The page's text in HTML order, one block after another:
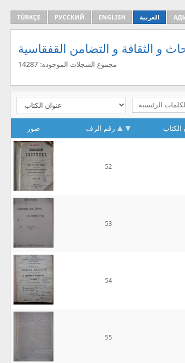
TÜRKÇE РУССКИЙ ENGLISH العربية
و الثقافة و التضامن القفقاسية
مجموع السجلات الموجوده: 14287
صور رقم الرف الكتاب
52
53
54
55